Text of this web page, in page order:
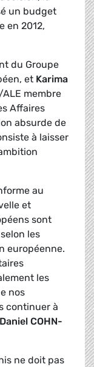
un budget
en 2012,
du Groupe
et Karima
membre
Affaires
absurde de
à laisser
au
et
sont
les
européenne.
les
nos
continuer à
Daniel COHN-
ne doit pas